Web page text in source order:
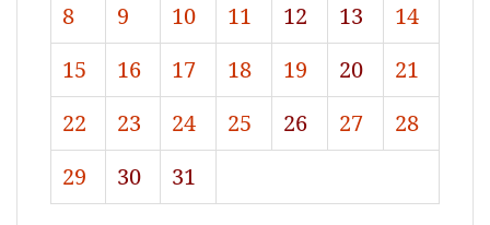
8
9 10 11 12 13
14
15
16 17 18 19 20
21
22
23 24 25 26 27
28
29
30 31